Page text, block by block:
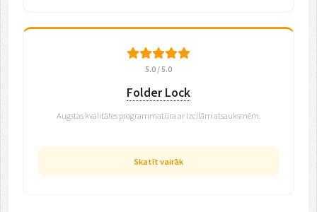
5.0 / 5.0
Folder Lock
Augstas kvalitātes programmatūra ar izcilām atsauksmēm.
Skatīt vairāk